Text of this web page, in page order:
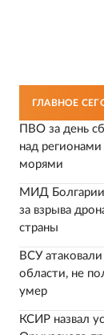
ГЛАВНОЕ
ПВО за день
над
морями
МИД Болгарии
за взрыва
страны
ВСУ
области, не
умер
КСИР назвал